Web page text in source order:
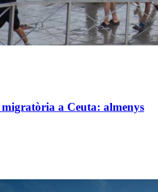
a Ceuta: almenys